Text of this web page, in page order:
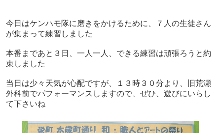
今日はケンハモ隊に磨きをかけるために、７人の生徒さん
が集まって練習しました
本番まであと３日、一人一人、できる練習は頑張ろうと約
束しました
当日は少々天気が心配ですが、１３時３０分より、旧荒瀬
外科前でパフォーマンスしますので、ぜひ、遊びにいらし
て下さいね